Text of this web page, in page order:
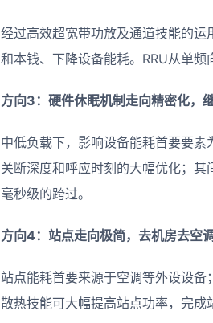
经过高效超宽带功放及通道技能的
和本钱、下降设备能耗。RRU从单频
方向3：硬件休眠机制走向精密化，
中低负载下，影响设备能耗首要要
关断深度和呼应时刻的大幅优化；
毫秒级的跨过。
方向4：站点走向极简，去机房去空调
站点能耗首要来源于空调等外设设
散热技能可大幅提高站点功率，完成